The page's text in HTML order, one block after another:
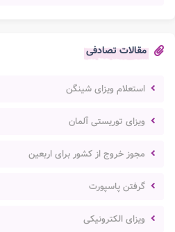
مقالات تصادفی
استعلام ویزای شینگن
ویزای توریستی آلمان
مجوز خروج از کشور برای اربعین
گرفتن پاسپورت
ویزای الکترونیکی